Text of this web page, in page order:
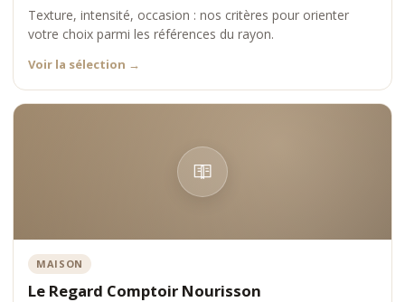
Texture, intensité, occasion : nos critères pour orienter
votre choix parmi les références du rayon.
Voir la sélection →
MAISON
Le Regard Comptoir Nourisson